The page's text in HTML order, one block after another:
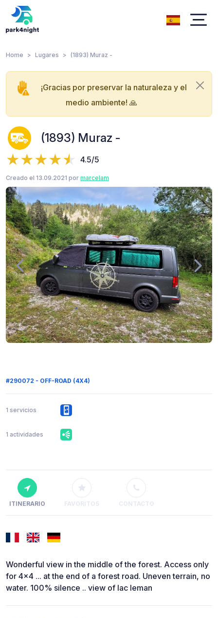
Home Lugares (1893) Muraz -
¡Gracias por preservar la naturaleza y el
medio ambiente! 🙏
(1893) Muraz -
4.5/5
Creado el 13.09.2021 por marcelam
#290072 - OFF-ROAD (4X4)
1 servicios
1 actividades
ITINERARIO FAVORITOS CONTACTO
Wonderful view in the middle of the forest. Access only
for 4x4 ... at the end of a forest road. Uneven terrain, no
water. 100% silence .. view of lac leman